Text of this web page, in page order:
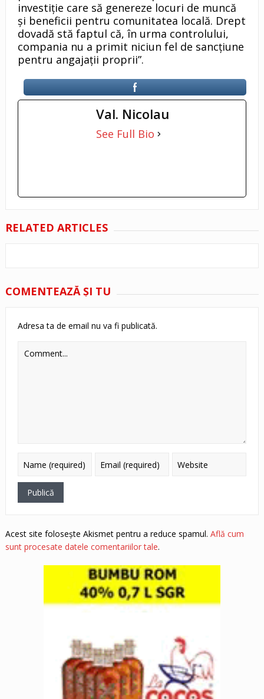
investiţie care să genereze locuri de muncă
şi beneficii pentru comunitatea locală. Drept
dovadă stă faptul că, în urma controlului,
compania nu a primit niciun fel de sancţiune
pentru angajaţii proprii”.
Val. Nicolau
See Full Bio
RELATED ARTICLES
COMENTEAZĂ ŞI TU
Adresa ta de email nu va fi publicată.
Acest site folosește Akismet pentru a reduce spamul. Află cum
sunt procesate datele comentariilor tale.